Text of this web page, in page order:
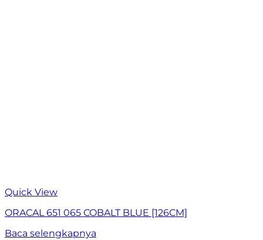
Quick View
ORACAL 651 065 COBALT BLUE [126CM]
Baca selengkapnya